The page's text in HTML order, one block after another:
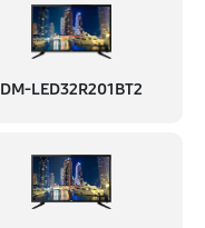
DM-LED32R201BT2